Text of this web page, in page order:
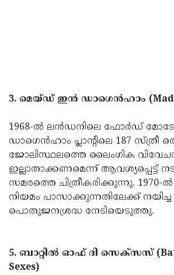
3. മെയ്ഡ് ഇൻ ഡാഗെൻഹാം (Made
1968-ൽ ലൻഡനിലെ ഫോർഡ്
ഡാഗെൻഹാം പ്ലാന്റിലെ 187 സ്ത്രീ
ജോലിസ്ഥലത്തെ ലൈംഗിക
ഇല്ലാതാക്കണമെന്ന് ആവശ്യപ്പെട്ട്
സമരത്തെ ചിത്രീകരിക്കുന്നു.
നിയമം പാസാക്കുന്നതിലേക്ക്
പൊതുജനശ്രദ്ധ നേടിയെടുത്തു.
5. ബാറ്റിൽ ഓഫ് ദി സെക്‌സസ്
Sexes)